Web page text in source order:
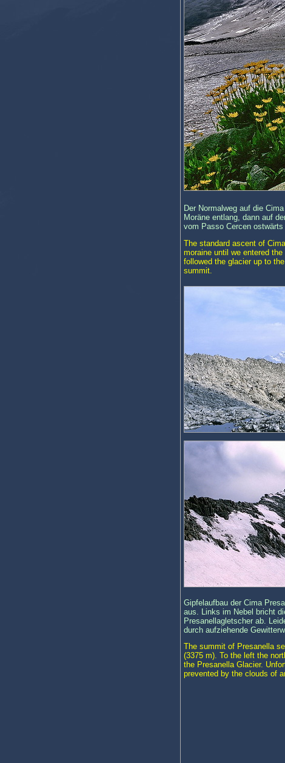
Der Normalweg auf die
Moräne entlang, dann auf
vom Passo Cercen
The standard ascent of
moraine until we entered
followed the glacier up to
summit.
Gipfelaufbau der Cima
aus. Links im Nebel bricht
Presanellagletscher ab.
durch aufziehende
The summit of Presanella
(3375 m). To the left the
the Presanella Glacier.
prevented by the clouds of